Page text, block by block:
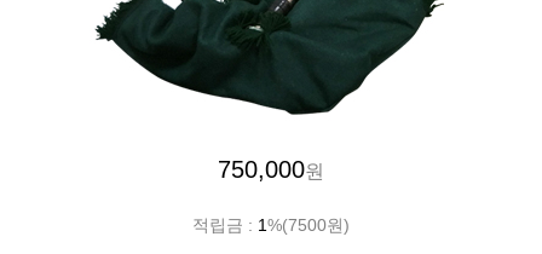
750,000원
적립금 : 1%(7500원)